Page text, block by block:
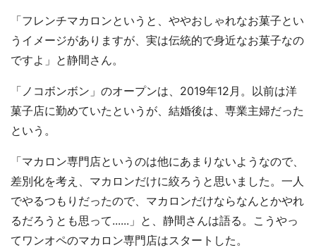
「フレンチマカロンというと、ややおしゃれなお菓子とい
うイメージがありますが、実は伝統的で身近なお菓子なの
ですよ」と静間さん。
「ノコボンボン」のオープンは、2019年12月。以前は洋
菓子店に勤めていたというが、結婚後は、専業主婦だった
という。
「マカロン専門店というのは他にあまりないようなので、
差別化を考え、マカロンだけに絞ろうと思いました。一人
でやるつもりだったので、マカロンだけならなんとかやれ
るだろうとも思って......」と、静間さんは語る。こうやっ
てワンオペのマカロン専門店はスタートした。